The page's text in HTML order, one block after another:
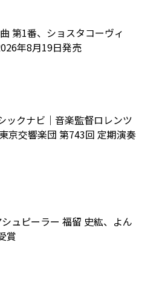
第1番、ショスタコーヴィ
年8月19日発売
ックナビ｜音楽監督ロレンツ
京交響楽団 第743回 定期演奏
ュピーラー 福留 史紘、よん
賞